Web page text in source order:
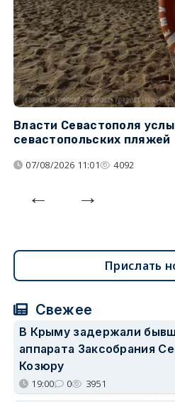
Власти Севастополя
севастопольских пляжей
07/08/2026 11:01 4092
Прислать
Свежее
В Крыму задержали
аппарата Заксобрания
Козюру
19:00 0 3951